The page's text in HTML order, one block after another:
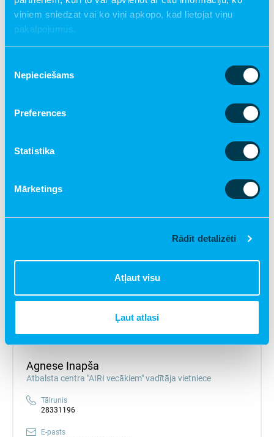
viņiem sniedzat vai ko viņi apkopo, kad lietojat viņu
pakalpojumus.
izvēle
Nepieciešams
Preferences
Statistika
Mārketings
Rādīt detalizēti
Atļaut visu
Ļaut atlasi
SOS Ģimeņu atbalsta centra “AIRI
informāciju par krīzes audžuģimenēm.
25442298
Atbalsta centra "AIRI vecākiem" vadītāja
Tālrunis
Sanita.Strazdina@sosbca.lv
Agnese Inapša
Atbalsta centra "AIRI vecākiem" vadītāja vietniece
Tālrunis
28331196
E-pasts